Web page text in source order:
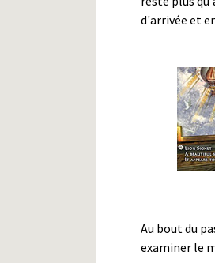
d'arrivée et
Au bout du
examiner le